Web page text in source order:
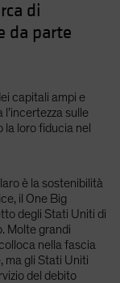
di
da parte
capitali ampi e
sulle
loro fiducia nel
è la sostenibilità
il One Big
degli Stati Uniti di
Molte grandi
nella fascia
ma gli Stati Uniti
del debito